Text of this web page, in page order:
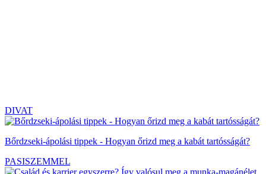
DIVAT
Bőrdzseki-ápolási tippek - Hogyan őrizd meg a kabát tartósságát?
PASISZEMMEL